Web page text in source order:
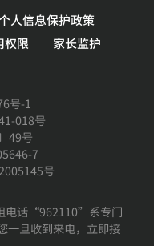
人信息保护政策
权限
家长监护
号-1
018号
49号
7
号
电话“962110”系专门
一旦收到来电，立即接